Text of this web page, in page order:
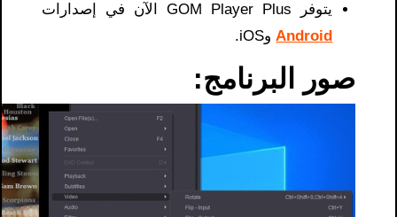
يتوفر GOM Player Plus الآن في إصدارات
AndroidوiOS.
صور البرنامج: